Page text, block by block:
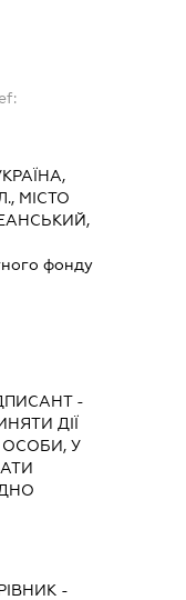
МІСТО
фонду
-
ДІЇ
ОСОБИ, У
-